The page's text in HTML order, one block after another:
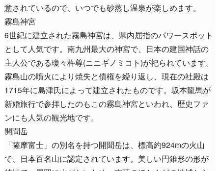
意されているので、いつでも砂蒸し温泉が楽しめます。
霧島神宮
6世紀に建立された霧島神宮は、県内屈指のパワースポット
として人気です。南九州最大の神宮で、日本の建国神話の
主人公である瓊々杵尊(ニニギノミコト)が祀られています。
霧島山の噴火により焼失と債権を繰り返し、現在の社殿は
1715年に島津氏によって建立されたものです。坂本龍馬が
新婚旅行で参拝したのもこの霧島神宮といわれ、歴史ファ
ンにも人気の観光地です。
開聞岳
「薩摩富士」の別名を持つ開聞岳は、標高約924mの火山
で、日本百名山に認定されています。美しい円錐形の形が